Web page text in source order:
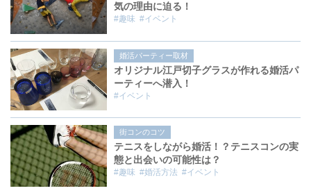
気の理由に迫る！
#趣味 #イベント
婚活パーティー取材
オリジナル江戸切子グラスが作れる婚活パ
ーティーへ潜入！
#イベント
街コンのコツ
テニスをしながら婚活！？テニスコンの実
態と出会いの可能性は？
#趣味 #婚活方法 #イベント